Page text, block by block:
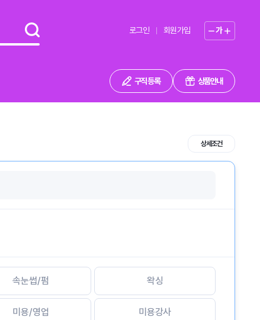
로그인 회원가입 가
구직 등록 상품안내
상세조건
속눈썹/펌 왁싱
미용/영업 미용강사